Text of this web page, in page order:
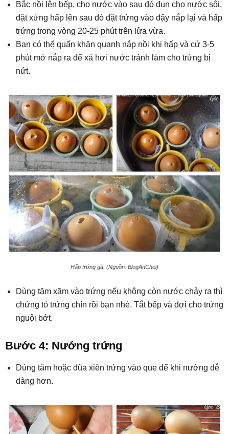
Bắc nồi lên bếp, cho nước vào sau đó đun cho nước sôi,
đặt xửng hấp lên sau đó đặt trứng vào đậy nắp lại và hấp
trứng trong vòng 20-25 phút trên lửa vừa.
Bạn có thể quấn khăn quanh nắp nồi khi hấp và cứ 3-5
phút mở nắp ra để xả hơi nước tránh làm cho trứng bị
nứt.
Hấp trứng gà. (Nguồn: BlogAnChoi)
Dùng tăm xăm vào trứng nếu không còn nước chảy ra thì
chứng tỏ trứng chín rồi bạn nhé. Tắt bếp và đợi cho trứng
nguội bớt.
Bước 4: Nướng trứng
Dùng tăm hoặc đũa xiên trứng vào que để khi nướng dễ
dàng hơn.